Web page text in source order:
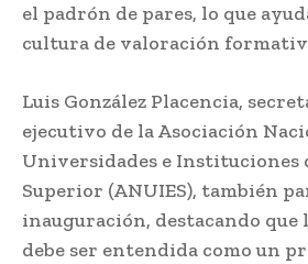
el padrón de pares, lo que
cultura de valoración
Luis González Placencia,
ejecutivo de la Asociación
Universidades e Instituciones
Superior (ANUIES), también
inauguración, destacando que
debe ser entendida como un